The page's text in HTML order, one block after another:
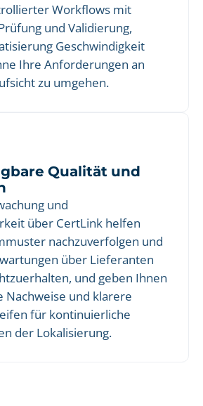
Workflows mit
und Validierung,
Geschwindigkeit
Ihre Anforderungen an
zu umgehen.
Qualität und
und
über CertLink helfen
nachzuverfolgen und
über Lieferanten
und geben Ihnen
Nachweise und klarere
für kontinuierliche
der Lokalisierung.